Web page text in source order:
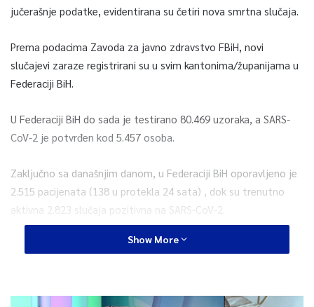
jučerašnje podatke, evidentirana su četiri nova smrtna slučaja.
Prema podacima Zavoda za javno zdravstvo FBiH, novi
slučajevi zaraze registrirani su u svim kantonima/županijama u
Federaciji BiH.
U Federaciji BiH do sada je testirano 80.469 uzoraka, a SARS-
CoV-2 je potvrđen kod 5.457 osoba.
Zaključno sa današnjim danom, u Federaciji BiH oporavljeno je
2.515 pacijenata (138 u protekla 24 sata) , dok su trenutno
aktivna 2.823 slučaja pozitivna na SARS-CoV-2.
Od 119 potvrđenih smrtnih ishoda u Federaciji BiH), 79 osoba je
preko 65 godina.
Show More